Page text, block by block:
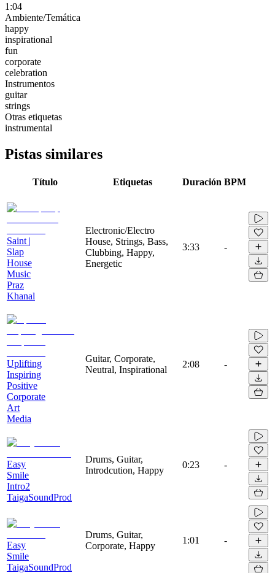
1:04
Ambiente/Temática
happy
inspirational
fun
corporate
celebration
Instrumentos
guitar
strings
Otras etiquetas
instrumental
Pistas similares
Título Etiquetas Duración BPM
Saint |
Slap
House
Music
Praz
Khanal
Electronic/Electro
House, Strings, Bass,
Clubbing, Happy,
Energetic
3:33 -
Uplifting
Inspiring
Positive
Corporate
Art
Media
Guitar, Corporate,
Neutral, Inspirational
2:08 -
Easy
Smile
Intro2
TaigaSoundProd
Drums, Guitar,
Introdcution, Happy
0:23 -
Easy
Smile
TaigaSoundProd
Drums, Guitar,
Corporate, Happy
1:01 -